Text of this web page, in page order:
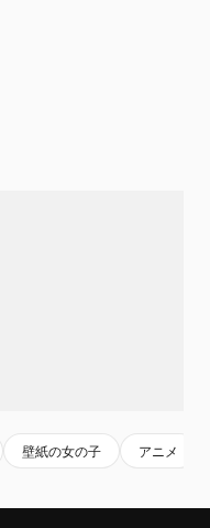
壁紙の女の子 アニメ